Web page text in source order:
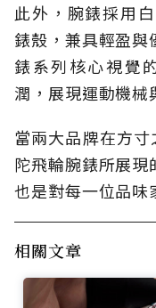
此外，腕錶採用
錶殼，兼具輕盈
錶系列核心視覺
潤，展現運動機械
當兩大品牌在方
陀飛輪腕錶所展現
也是對每一位品味
相關文章